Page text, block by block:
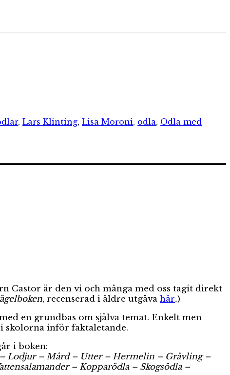
, Lars Klinting, Lisa Moroni, odla, Odla med
Castor är den vi och många med oss tagit direkt
, recenserad i äldre utgåva här.)
en grundbas om själva temat. Enkelt men
skolorna inför faktaletande.
i boken:
– Lodjur – Mård – Utter – Hermelin – Grävling –
– Kopparödla – Skogsödla –